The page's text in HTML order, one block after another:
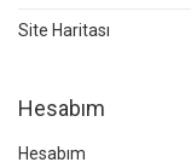
Site Haritası
Hesabım
Hesabım